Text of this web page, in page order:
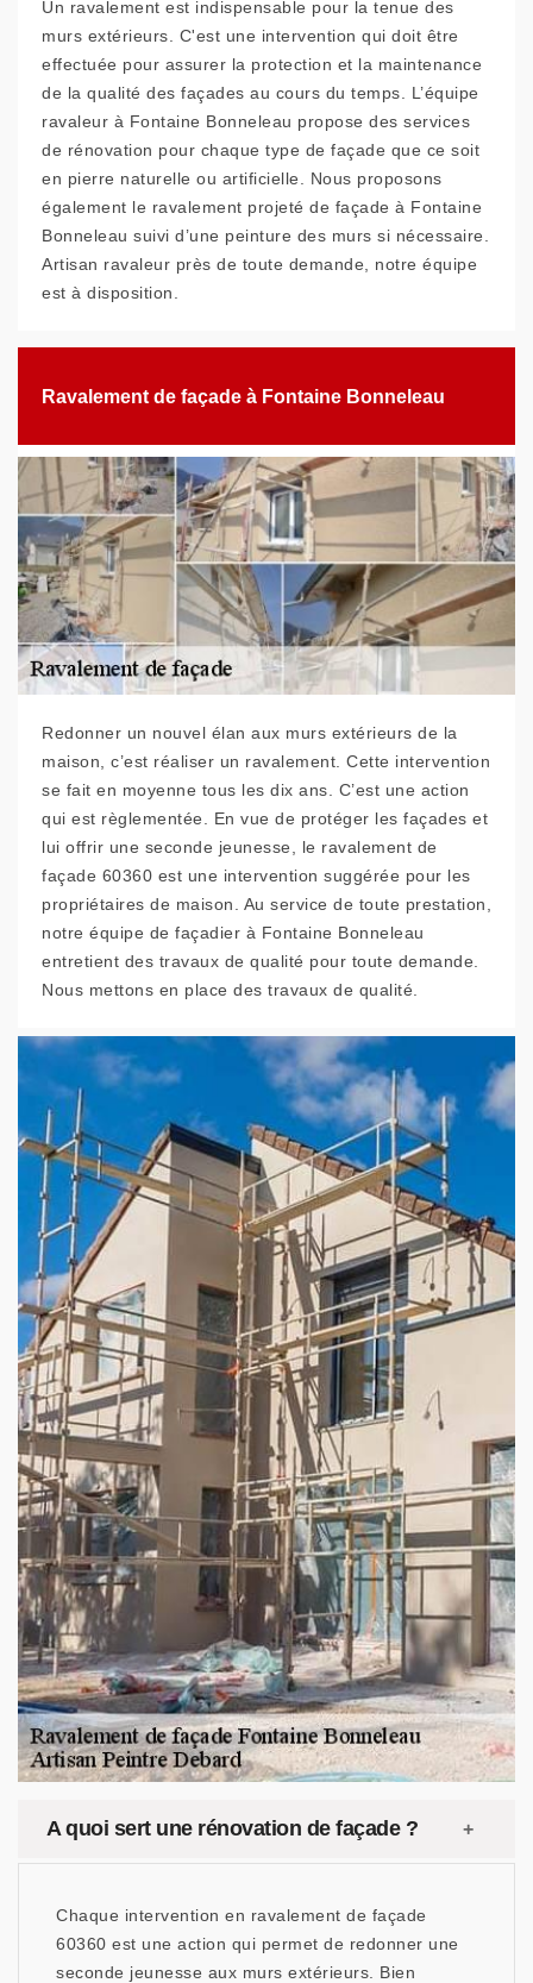
Un ravalement est indispensable pour la tenue des
murs extérieurs. C'est une intervention qui doit être
effectuée pour assurer la protection et la maintenance
de la qualité des façades au cours du temps. L’équipe
ravaleur à Fontaine Bonneleau propose des services
de rénovation pour chaque type de façade que ce soit
en pierre naturelle ou artificielle. Nous proposons
également le ravalement projeté de façade à Fontaine
Bonneleau suivi d’une peinture des murs si nécessaire.
Artisan ravaleur près de toute demande, notre équipe
est à disposition.
Ravalement de façade à Fontaine Bonneleau
Redonner un nouvel élan aux murs extérieurs de la
maison, c’est réaliser un ravalement. Cette intervention
se fait en moyenne tous les dix ans. C’est une action
qui est règlementée. En vue de protéger les façades et
lui offrir une seconde jeunesse, le ravalement de
façade 60360 est une intervention suggérée pour les
propriétaires de maison. Au service de toute prestation,
notre équipe de façadier à Fontaine Bonneleau
entretient des travaux de qualité pour toute demande.
Nous mettons en place des travaux de qualité.
A quoi sert une rénovation de façade ?
Chaque intervention en ravalement de façade
60360 est une action qui permet de redonner une
seconde jeunesse aux murs extérieurs. Bien